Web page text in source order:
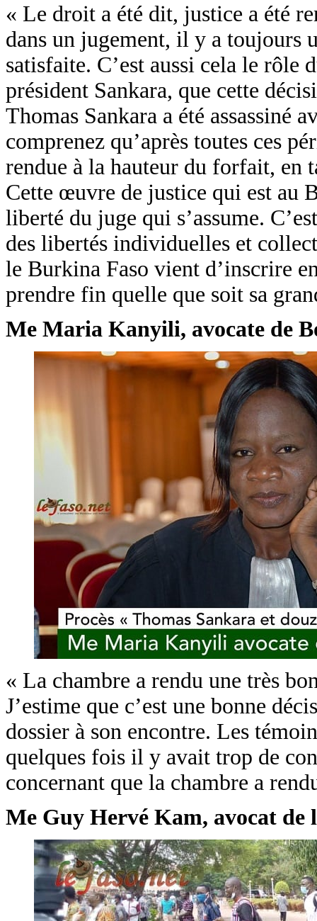
« Le droit a été dit, justice a été
dans un jugement, il y a toujours
satisfaite. C’est aussi cela le rôle
président Sankara, que cette
Thomas Sankara a été assassiné
comprenez qu’après toutes ces
rendue à la hauteur du forfait, en
Cette œuvre de justice qui est au
liberté du juge qui s’assume.
des libertés individuelles et
le Burkina Faso vient d’inscrire
prendre fin quelle que soit sa
Me Maria Kanyili, avocate de
« La chambre a rendu une très
J’estime que c’est une bonne
dossier à son encontre. Les
quelques fois il y avait trop de
concernant que la chambre a
Me Guy Hervé Kam, avocat de